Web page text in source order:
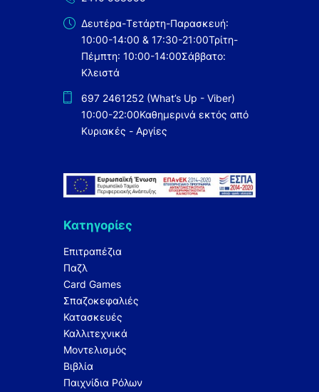
Δευτέρα-Τετάρτη-Παρασκευή:
10:00-14:00 & 17:30-21:00Τρίτη-
Πέμπτη: 10:00-14:00Σάββατο:
Κλειστά
697 2461252 (What’s Up - Viber)
10:00-22:00Καθημερινά εκτός από
Κυριακές - Αργίες
Κατηγορίες
Επιτραπέζια
Παζλ
Card Games
Σπαζοκεφαλιές
Κατασκευές
Καλλιτεχνικά
Μοντελισμός
Βιβλία
Παιχνίδια Ρόλων